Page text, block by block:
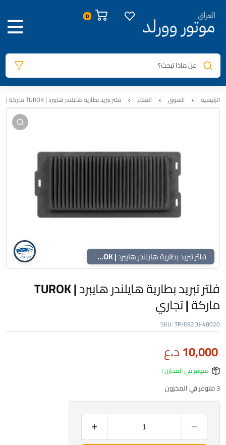
0
عن ماذا تبحث؟
الرئيسية السوق الفلاتر فلتر تبريد بطارية هايلندر هايبرد | TUROK ماركة | تجاري
صور المنتج معلومات المنتج الوصف السيارات المتوافقة
فلتر تبريد بطارية هايلندر هايبرد | TUROK ماركة | تجاري
فلتر تبريد بطارية هايلندر هايبرد | TUROK
ماركة | تجاري
SKU:TP/G92DJ-48020
10,000د.ع
متوفر في المخازن !
3 متوفر في المخزون